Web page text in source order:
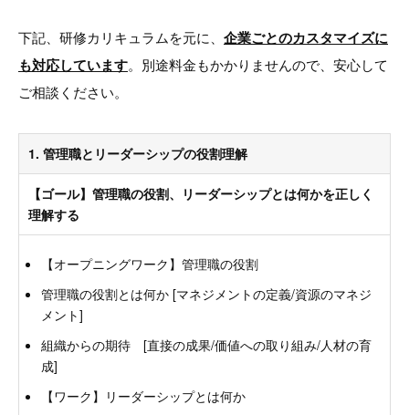
下記、研修カリキュラムを元に、 企業ごとのカスタマイズに
も対応しています。別途料金もかかりませんので、安心して
ご相談ください。
1. 管理職とリーダーシップの役割理解
【ゴール】管理職の役割、リーダーシップとは何かを正しく
理解する
【オープニングワーク】管理職の役割
管理職の役割とは何か [マネジメントの定義/資源のマネジ
メント]
組織からの期待 [直接の成果/価値への取り組み/人材の育
成]
【ワーク】リーダーシップとは何か